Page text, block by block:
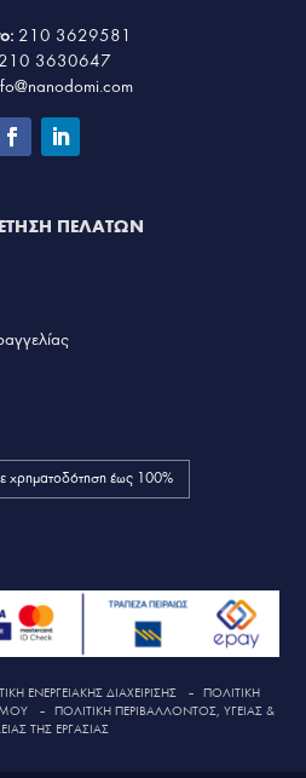
210 3629581
210 3630647
ΠΕΛΑΤΩΝ
χρηματοδότηση έως 100%
ΕΝΕΡΓΕΙΑΚΗΣ ΔΙΑΧΕΙΡΙΣΗΣ – ΠΟΛΙΤΙΚΗ
– ΠΟΛΙΤΙΚΗ ΠΕΡΙΒΑΛΛΟΝΤΟΣ, ΥΓΕΙΑΣ &
ΤΗΣ ΕΡΓΑΣΙΑΣ